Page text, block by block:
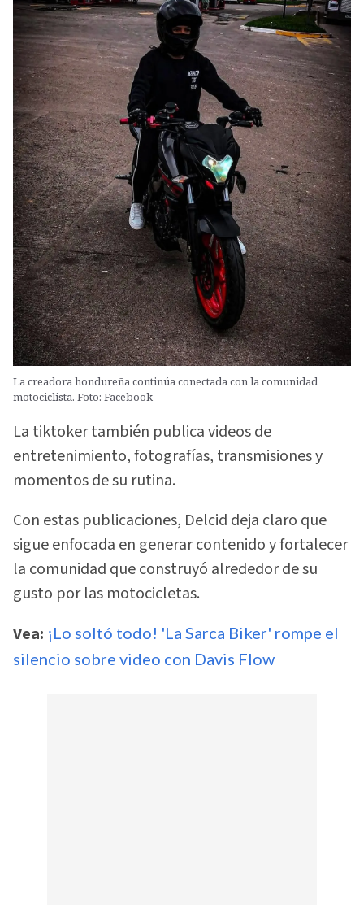
La creadora hondureña continúa conectada con la comunidad
motociclista. Foto: Facebook
La tiktoker también publica videos de
entretenimiento, fotografías, transmisiones y
momentos de su rutina.
Con estas publicaciones, Delcid deja claro que
sigue enfocada en generar contenido y fortalecer
la comunidad que construyó alrededor de su
gusto por las motocicletas.
Vea: ¡Lo soltó todo! 'La Sarca Biker' rompe el
silencio sobre video con Davis Flow